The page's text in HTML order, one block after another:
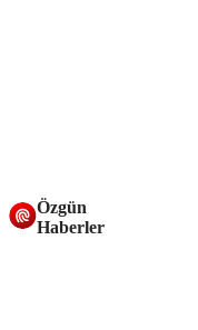
Özgün
Haberler